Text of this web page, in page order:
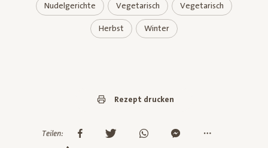
Nudelgerichte Vegetarisch Vegetarisch
Herbst Winter
Rezept drucken
Teilen: